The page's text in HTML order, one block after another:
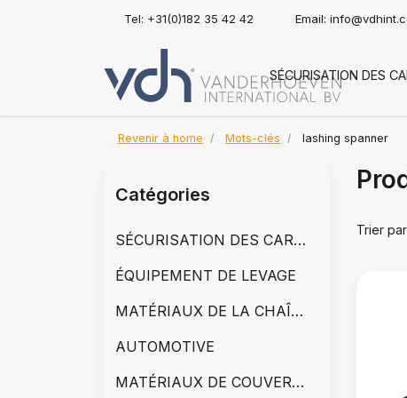
Tel: +31(0)182 35 42 42 Email:
SÉCURISATION DES
Revenir à home Mots-clés lashing spanner
Trier par
Catégories
SÉCURISATION DES CARGAISONS
ÉQUIPEMENT DE LEVAGE
MATÉRIAUX DE LA CHAÎNE
AUTOMOTIVE
MATÉRIAUX DE COUVERTURE